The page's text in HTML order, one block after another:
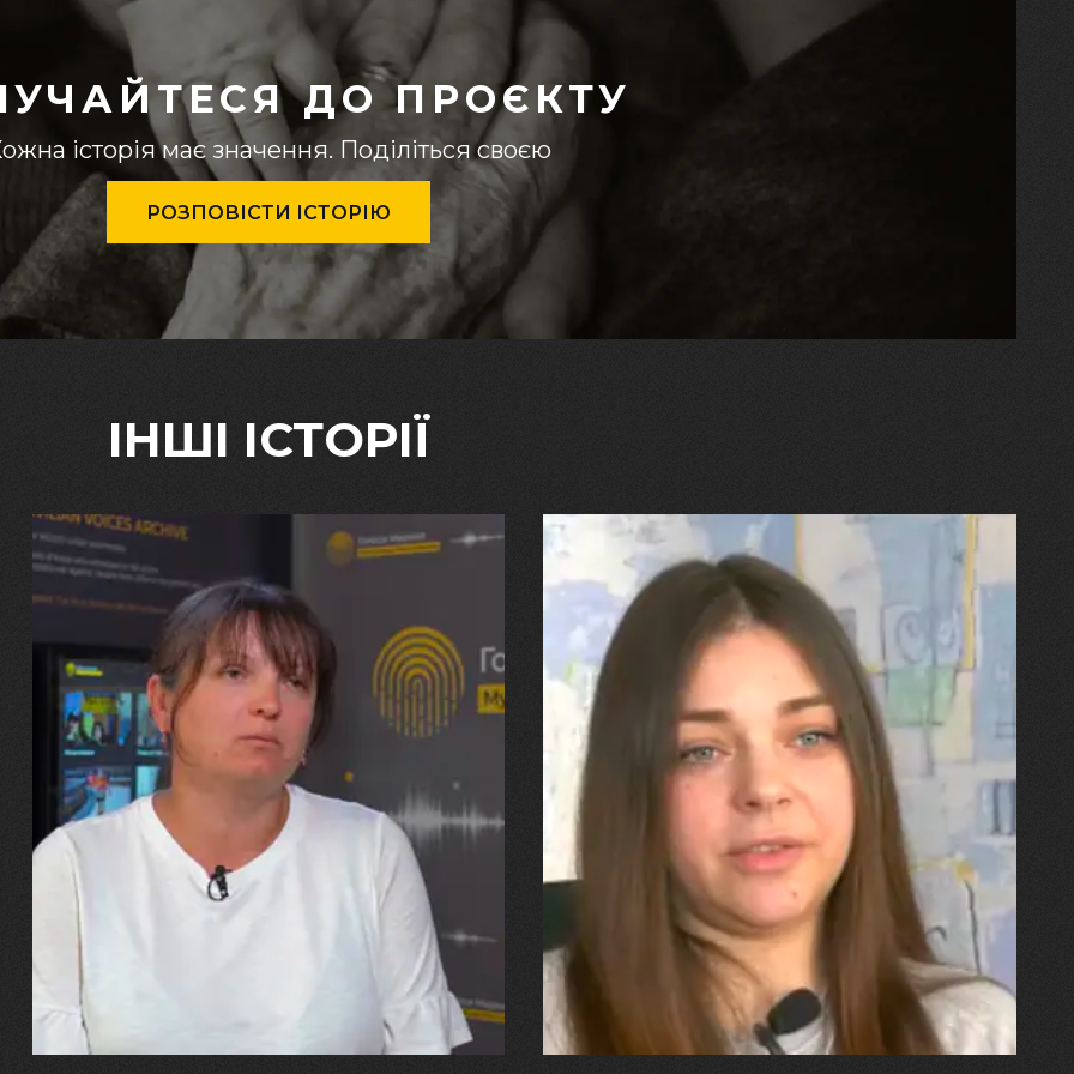
ДО ПРОЄКТУ
історія має значення. Поділіться своєю
РОЗПОВІСТИ ІСТОРІЮ
ІНШІ ІСТОРІЇ
29.07.2026
Марина, Ваїд та Аміна Харченко
"Попри всі втрати, ми не
зламалися: тепер я бачу
свого вбитого чоловіка у
наших дітях"
27.07.2026
"Я перенесла 11 операцій, та
плакала від фантомного
болю. Але маленька донька
бере за руку і змушує йти
далі"